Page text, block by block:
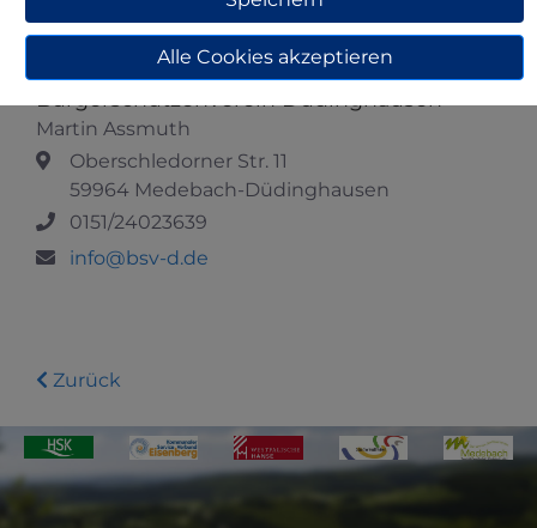
59964 Medebach-Düdinghausen
Adresse
Martin Assmuth
Oberschledorner Str. 11
59964 Medebach-Düdinghausen
0151/24023639
info@bsv-d.de
Zurück
Alle Cookies akzeptieren